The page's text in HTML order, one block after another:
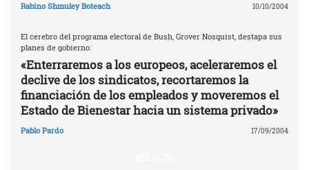
Rabino Shmuley Boteach 10/10/2004
El cerebro del programa electoral de Bush, Grover Nosquist, destapa sus
planes de gobierno:
«Enterraremos a los europeos, aceleraremos el
declive de los sindicatos, recortaremos la
financiación de los empleados y moveremos el
Estado de Bienestar hacia un sistema privado»
Pablo Pardo 17/09/2004